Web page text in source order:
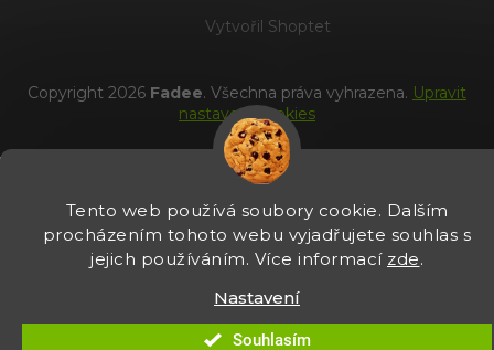
Tento web používá soubory cookie. Dalším
procházením tohoto webu vyjadřujete souhlas s
jejich používáním. Více informací zde.
Nastavení
Souhlasím
Vytvořil Shoptet
Copyright 2026 Fadee. Všechna práva vyhrazena. Upravit
nastavení cookies